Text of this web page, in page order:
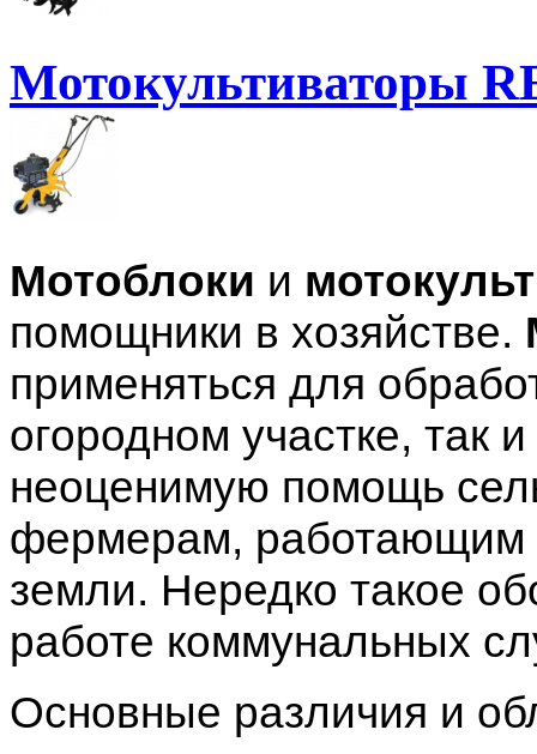
Мотокультиваторы
Мотоблоки и
помощники в хозяйстве.
применяться для
огородном участке, так
неоценимую помощь
фермерам,
земли. Нередко такое
работе коммунальных
Основные различия и